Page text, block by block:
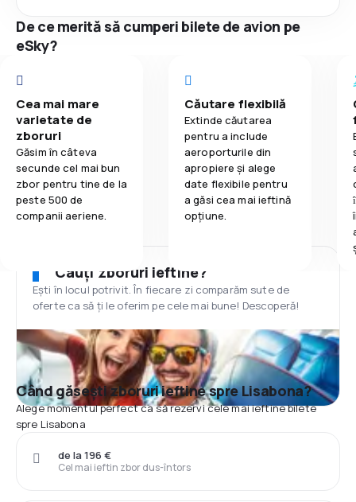
De ce merită să cumperi bilete de avion pe
eSky?
Cea mai mare
varietate de
zboruri
Găsim în câteva
secunde cel mai bun
zbor pentru tine de la
peste 500 de
companii aeriene.
Căutare flexibilă
Extinde căutarea
pentru a include
aeroporturile din
apropiere și alege
date flexibile pentru
a găsi cea mai ieftină
opțiune.
Cauți zboruri ieftine?
Ești în locul potrivit. În fiecare zi comparăm sute de
oferte ca să ți le oferim pe cele mai bune! Descoperă!
Când găsești zboruri ieftine spre Lisabona?
Alege momentul perfect ca să rezervi cele mai ieftine bilete
spre Lisabona
Cel mai ieftin zbor dus-întors
de la 196 €